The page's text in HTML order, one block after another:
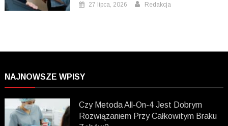
27 lipca, 2026 Redakcja
NAJNOWSZE WPISY
Czy Metoda All-On-4 Jest Dobrym
Rozwiązaniem Przy Całkowitym Braku